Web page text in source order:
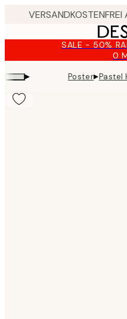
SALE - 50%
0
▸ Poster▸Pastel